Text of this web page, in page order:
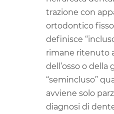
trazione con
ortodontico
definisce
rimane ritenuto
dell’osso o della
“semincluso”
avviene solo
diagnosi di